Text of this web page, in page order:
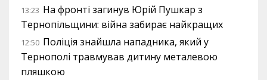
13:23 На фронті загинув Юрій Пушкар з
Тернопільщини: війна забирає найкращих
12:50 Поліція знайшла нападника, який у
Тернополі травмував дитину металевою
пляшкою